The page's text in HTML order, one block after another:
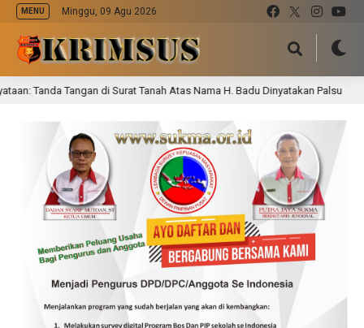
MENU Minggu, 09 Agu 2026
Tangan di Surat Tanah Atas Nama H. Badu Dinyatakan Palsu